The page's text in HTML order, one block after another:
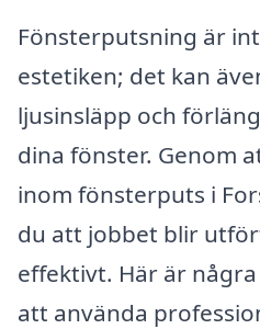
Fönsterputsning är
estetiken; det kan
ljusinsläpp och
dina fönster. Genom
inom fönsterputs i
du att jobbet blir
effektivt. Här är
att använda